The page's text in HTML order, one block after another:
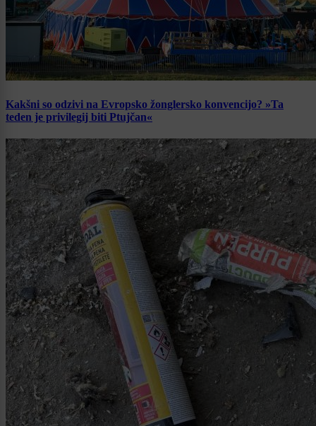
Kakšni so odzivi na Evropsko žonglersko konvencijo? »Ta
teden je privilegij biti Ptujčan«